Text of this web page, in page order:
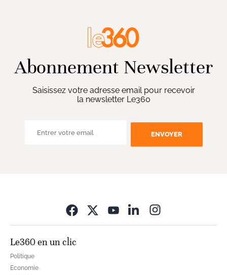
Abonnement Newsletter
Saisissez votre adresse email pour recevoir
la newsletter Le360
ENVOYER
Le360 en un clic
Politique
Economie